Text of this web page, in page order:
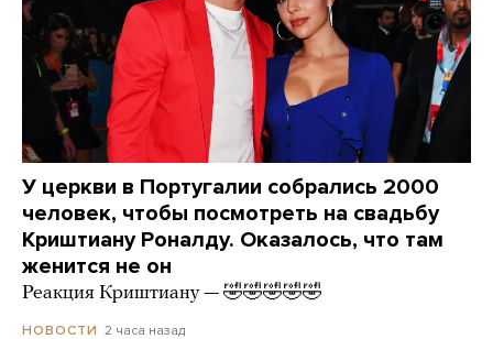
У церкви в Португалии собрались 2000
человек, чтобы посмотреть на свадьбу
Криштиану Роналду. Оказалось, что там
женится не он
Реакция Криштиану — 🤣🤣🤣🤣🤣
НОВОСТИ 2 часа назад